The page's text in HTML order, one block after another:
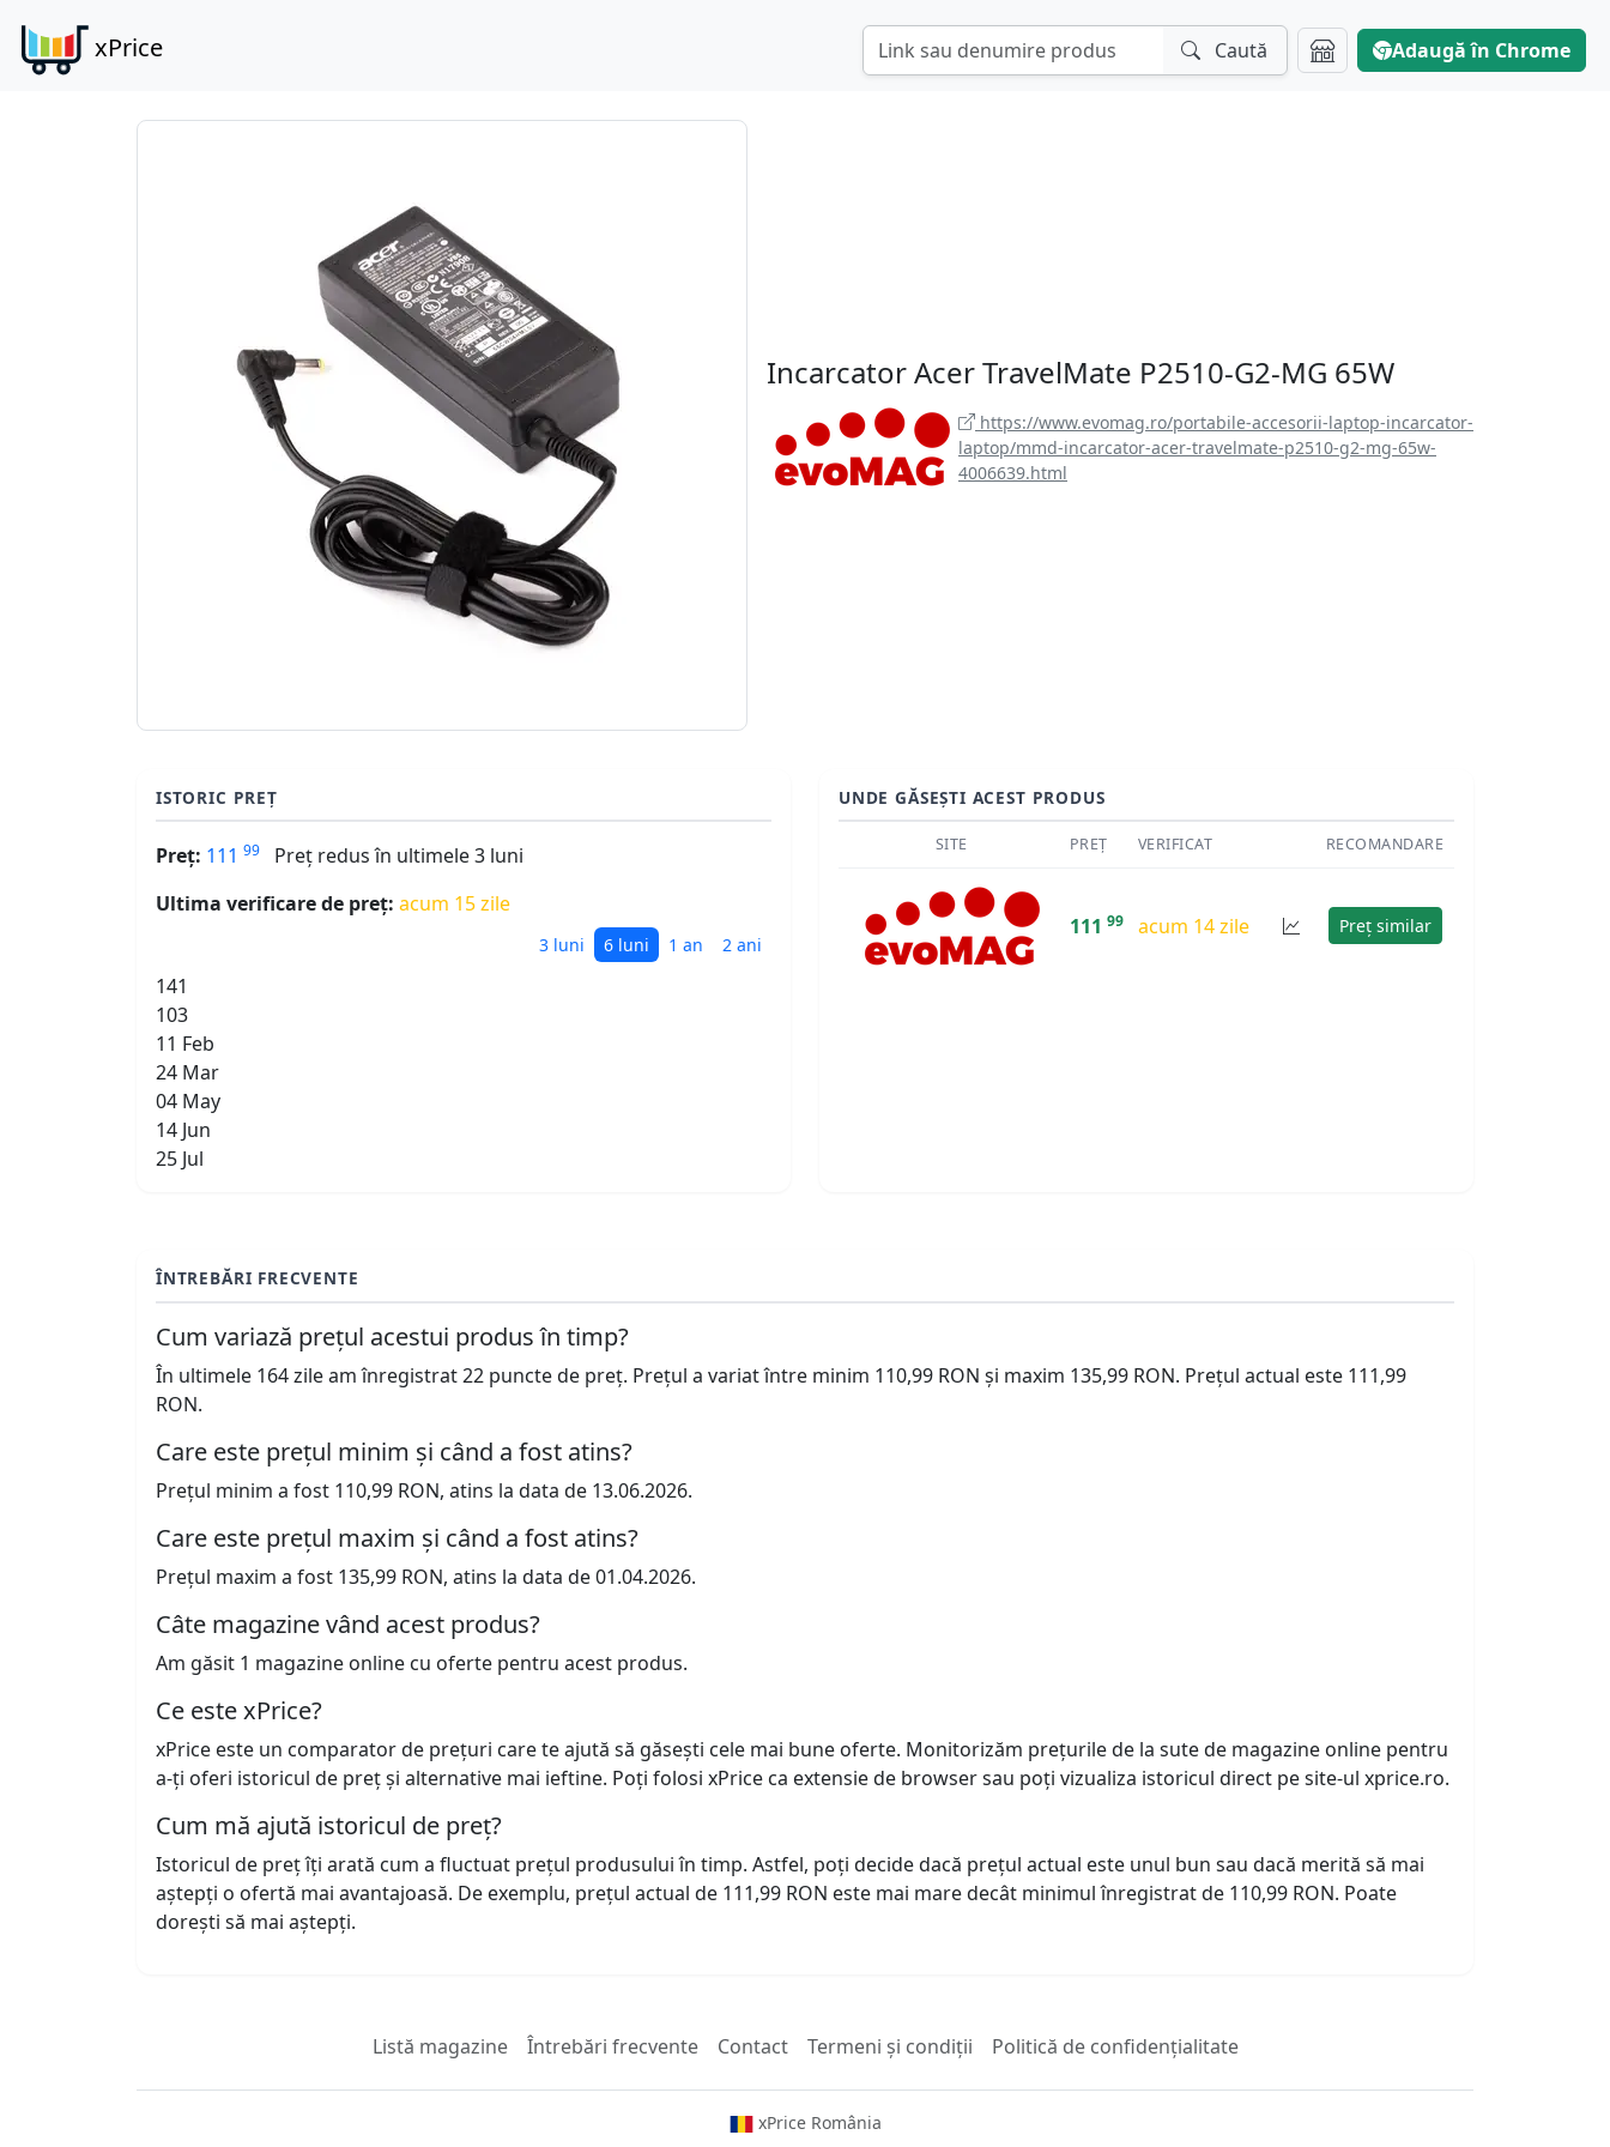
xPrice Caută Adaugă în Chrome
Incarcator Acer TravelMate P2510-G2-MG 65W
https://www.evomag.ro/portabile-accesorii-laptop-incarcator-
laptop/mmd-incarcator-acer-travelmate-p2510-g2-mg-65w-
4006639.html
ISTORIC PREȚ
Preț: 111 99
Preț redus în ultimele 3 luni
Ultima verificare de preț: acum 15 zile
3 luni 6 luni 1 an 2 ani
141
103
11 Feb
24 Mar
04 May
14 Jun
25 Jul
UNDE GĂSEȘTI ACEST PRODUS
SITE PREȚ VERIFICAT RECOMANDARE
111 99 acum 14 zile Preț similar
ÎNTREBĂRI FRECVENTE
Cum variază prețul acestui produs în timp?
În ultimele 164 zile am înregistrat 22 puncte de preț. Prețul a variat între minim 110,99 RON și maxim 135,99 RON. Prețul actual este 111,99
RON.
Care este prețul minim și când a fost atins?
Prețul minim a fost 110,99 RON, atins la data de 13.06.2026.
Care este prețul maxim și când a fost atins?
Prețul maxim a fost 135,99 RON, atins la data de 01.04.2026.
Câte magazine vând acest produs?
Am găsit 1 magazine online cu oferte pentru acest produs.
Ce este xPrice?
xPrice este un comparator de prețuri care te ajută să găsești cele mai bune oferte. Monitorizăm prețurile de la sute de magazine online pentru
a-ți oferi istoricul de preț și alternative mai ieftine. Poți folosi xPrice ca extensie de browser sau poți vizualiza istoricul direct pe site-ul xprice.ro.
Cum mă ajută istoricul de preț?
Istoricul de preț îți arată cum a fluctuat prețul produsului în timp. Astfel, poți decide dacă prețul actual este unul bun sau dacă merită să mai
aștepți o ofertă mai avantajoasă. De exemplu, prețul actual de 111,99 RON este mai mare decât minimul înregistrat de 110,99 RON. Poate
dorești să mai aștepți.
Listă magazine Întrebări frecvente Contact Termeni și condiții Politică de confidențialitate
xPrice România